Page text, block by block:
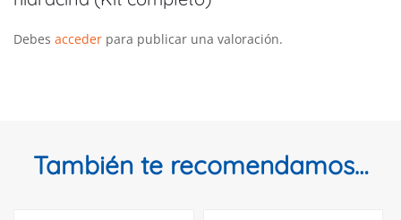
Debes acceder para publicar una valoración.
También te recomendamos…